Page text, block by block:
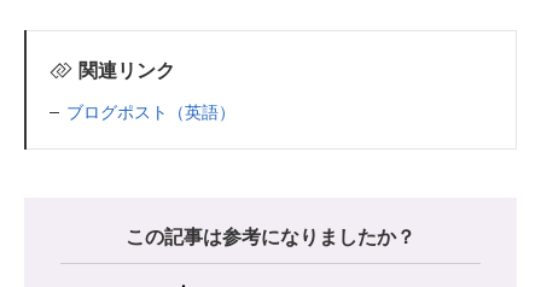
関連リンク
ブログポスト（英語）
この記事は参考になりましたか？